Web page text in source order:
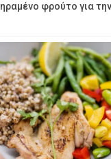
φρούτο για